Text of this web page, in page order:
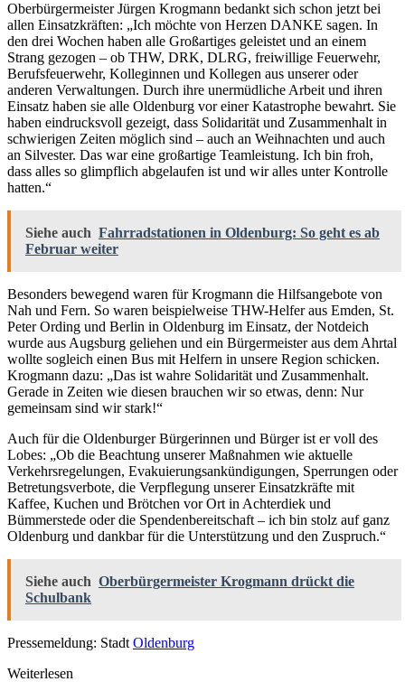
Oberbürgermeister Jürgen Krogmann bedankt sich schon jetzt bei
allen Einsatzkräften: „Ich möchte von Herzen DANKE sagen. In
den drei Wochen haben alle Großartiges geleistet und an einem
Strang gezogen – ob THW, DRK, DLRG, freiwillige Feuerwehr,
Berufsfeuerwehr, Kolleginnen und Kollegen aus unserer oder
anderen Verwaltungen. Durch ihre unermüdliche Arbeit und ihren
Einsatz haben sie alle Oldenburg vor einer Katastrophe bewahrt. Sie
haben eindrucksvoll gezeigt, dass Solidarität und Zusammenhalt in
schwierigen Zeiten möglich sind – auch an Weihnachten und auch
an Silvester. Das war eine großartige Teamleistung. Ich bin froh,
dass alles so glimpflich abgelaufen ist und wir alles unter Kontrolle
hatten.“
Siehe auch Fahrradstationen in Oldenburg: So geht es ab
Februar weiter
Besonders bewegend waren für Krogmann die Hilfsangebote von
Nah und Fern. So waren beispielweise THW-Helfer aus Emden, St.
Peter Ording und Berlin in Oldenburg im Einsatz, der Notdeich
wurde aus Augsburg geliehen und ein Bürgermeister aus dem Ahrtal
wollte sogleich einen Bus mit Helfern in unsere Region schicken.
Krogmann dazu: „Das ist wahre Solidarität und Zusammenhalt.
Gerade in Zeiten wie diesen brauchen wir so etwas, denn: Nur
gemeinsam sind wir stark!“
Auch für die Oldenburger Bürgerinnen und Bürger ist er voll des
Lobes: „Ob die Beachtung unserer Maßnahmen wie aktuelle
Verkehrsregelungen, Evakuierungsankündigungen, Sperrungen oder
Betretungsverbote, die Verpflegung unserer Einsatzkräfte mit
Kaffee, Kuchen und Brötchen vor Ort in Achterdiek und
Bümmerstede oder die Spendenbereitschaft – ich bin stolz auf ganz
Oldenburg und dankbar für die Unterstützung und den Zuspruch.“
Siehe auch Oberbürgermeister Krogmann drückt die
Schulbank
Pressemeldung: Stadt Oldenburg
Weiterlesen